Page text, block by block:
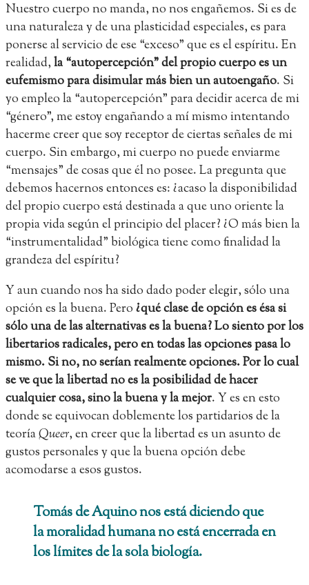
Nuestro cuerpo no manda, no nos engañemos. Si es de
una naturaleza y de una plasticidad especiales, es para
ponerse al servicio de ese “exceso” que es el espíritu. En
realidad,la “autopercepción” del propio cuerpo es un
eufemismo para disimular más bien un autoengaño. Si
yo empleo la “autopercepción” para decidir acerca de mi
“género”, me estoy engañando a mí mismo intentando
hacerme creer que soy receptor de ciertas señales de mi
cuerpo. Sin embargo, mi cuerpo no puede enviarme
“mensajes” de cosas que él no posee. La pregunta que
debemos hacernos entonces es: ¿acaso la disponibilidad
del propio cuerpo está destinada a que uno oriente la
propia vida según el principio del placer? ¿O más bien la
“instrumentalidad” biológica tiene como finalidad la
grandeza del espíritu?
Y aun cuando nos ha sido dado poder elegir, sólo una
opción es la buena. Pero¿qué clase de opción es ésa si
sólo una de las alternativas es la buena? Lo siento por los
libertarios radicales, pero en todas las opciones pasa lo
mismo. Si no, no serían realmente opciones. Por lo cual
se ve que la libertad no es la posibilidad de hacer
cualquier cosa, sino la buena y la mejor. Y es en esto
donde se equivocan doblemente los partidarios de la
teoríaQueer, en creer que la libertad es un asunto de
gustos personales y que la buena opción debe
acomodarse a esos gustos.
Tomás de Aquino nos está diciendo que
la moralidad humana no está encerrada en
los límites de la sola biología.